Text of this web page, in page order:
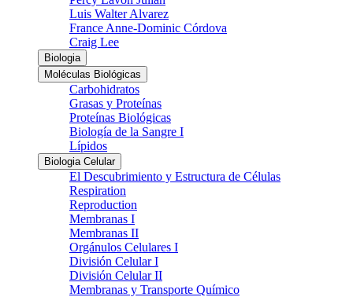
Luis Walter Alvarez
France Anne-Dominic Córdova
Craig Lee
Biologia
Moléculas Biológicas
Carbohidratos
Grasas y Proteínas
Proteínas Biológicas
Biología de la Sangre I
Lípidos
Biologia Celular
El Descubrimiento y Estructura de Células
Respiration
Reproduction
Membranas I
Membranas II
Orgánulos Celulares I
División Celular I
División Celular II
Membranas y Transporte Químico